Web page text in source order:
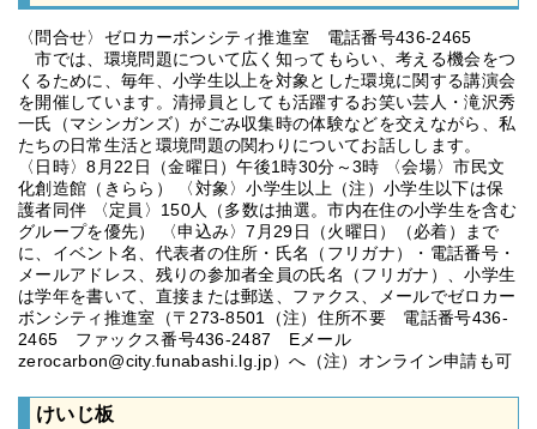
〈問合せ〉ゼロカーボンシティ推進室 電話番号436-2465
市では、環境問題について広く知ってもらい、考える機会をつ
くるために、毎年、小学生以上を対象とした環境に関する講演会
を開催しています。清掃員としても活躍するお笑い芸人・滝沢秀
一氏（マシンガンズ）がごみ収集時の体験などを交えながら、私
たちの日常生活と環境問題の関わりについてお話しします。
〈日時〉8月22日（金曜日）午後1時30分～3時 〈会場〉市民文
化創造館（きらら） 〈対象〉小学生以上（注）小学生以下は保
護者同伴 〈定員〉150人（多数は抽選。市内在住の小学生を含む
グループを優先） 〈申込み〉7月29日（火曜日）（必着）まで
に、イベント名、代表者の住所・氏名（フリガナ）・電話番号・
メールアドレス、残りの参加者全員の氏名（フリガナ）、小学生
は学年を書いて、直接または郵送、ファクス、メールでゼロカー
ボンシティ推進室（〒273-8501（注）住所不要 電話番号436-
2465 ファックス番号436-2487 Eメール
zerocarbon@city.funabashi.lg.jp）へ（注）オンライン申請も可
けいじ板